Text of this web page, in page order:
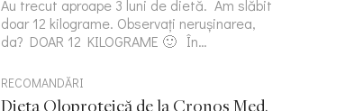
Au trecut aproape 3 luni de dietă. Am slăbit
doar 12 kilograme. Observați nerușinarea,
da? DOAR 12 KILOGRAME 🙂 În…
RECOMANDĂRI
Dieta Oloproteică de la Cronos Med.